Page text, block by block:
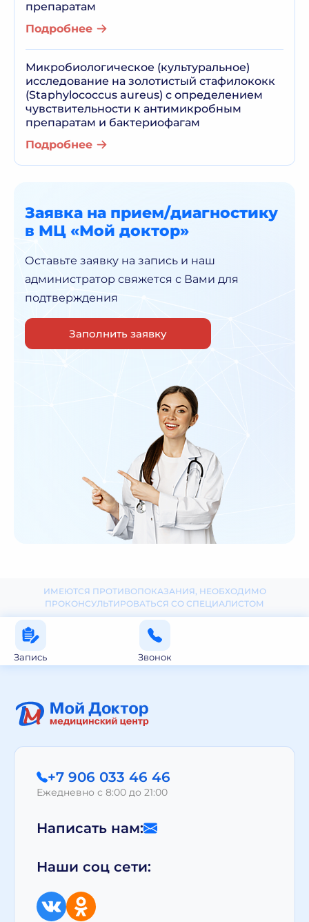
препаратам
Подробнее
Микробиологическое (культуральное)
исследование на золотистый стафилококк
(Staphylococcus aureus) с определением
чувствительности к антимикробным
препаратам и бактериофагам
Подробнее
Заявка на прием/диагностику
в МЦ «Мой доктор»
Оставьте заявку на запись и наш
администратор свяжется с Вами для
подтверждения
Заполнить заявку
ИМЕЮТСЯ ПРОТИВОПОКАЗАНИЯ, НЕОБХОДИМО
ПРОКОНСУЛЬТИРОВАТЬСЯ СО СПЕЦИАЛИСТОМ
Запись Звонок
+7 906 033 46 46
Ежедневно с 8:00 до 21:00
Написать нам:
Наши соц сети: